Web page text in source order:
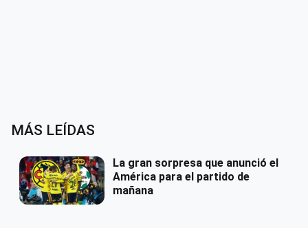
MÁS LEÍDAS
La gran sorpresa que anunció el
América para el partido de
mañana